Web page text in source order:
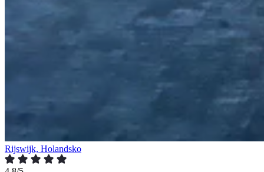
Rijswijk, Holandsko